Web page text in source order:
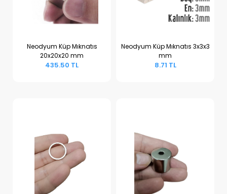
Sepete Ekle
Neodyum Küp Mıknatıs
20x20x20 mm
435.50 TL
Sepete Ekle
Neodyum Küp Mıknatıs 3x3x3
mm
8.71 TL